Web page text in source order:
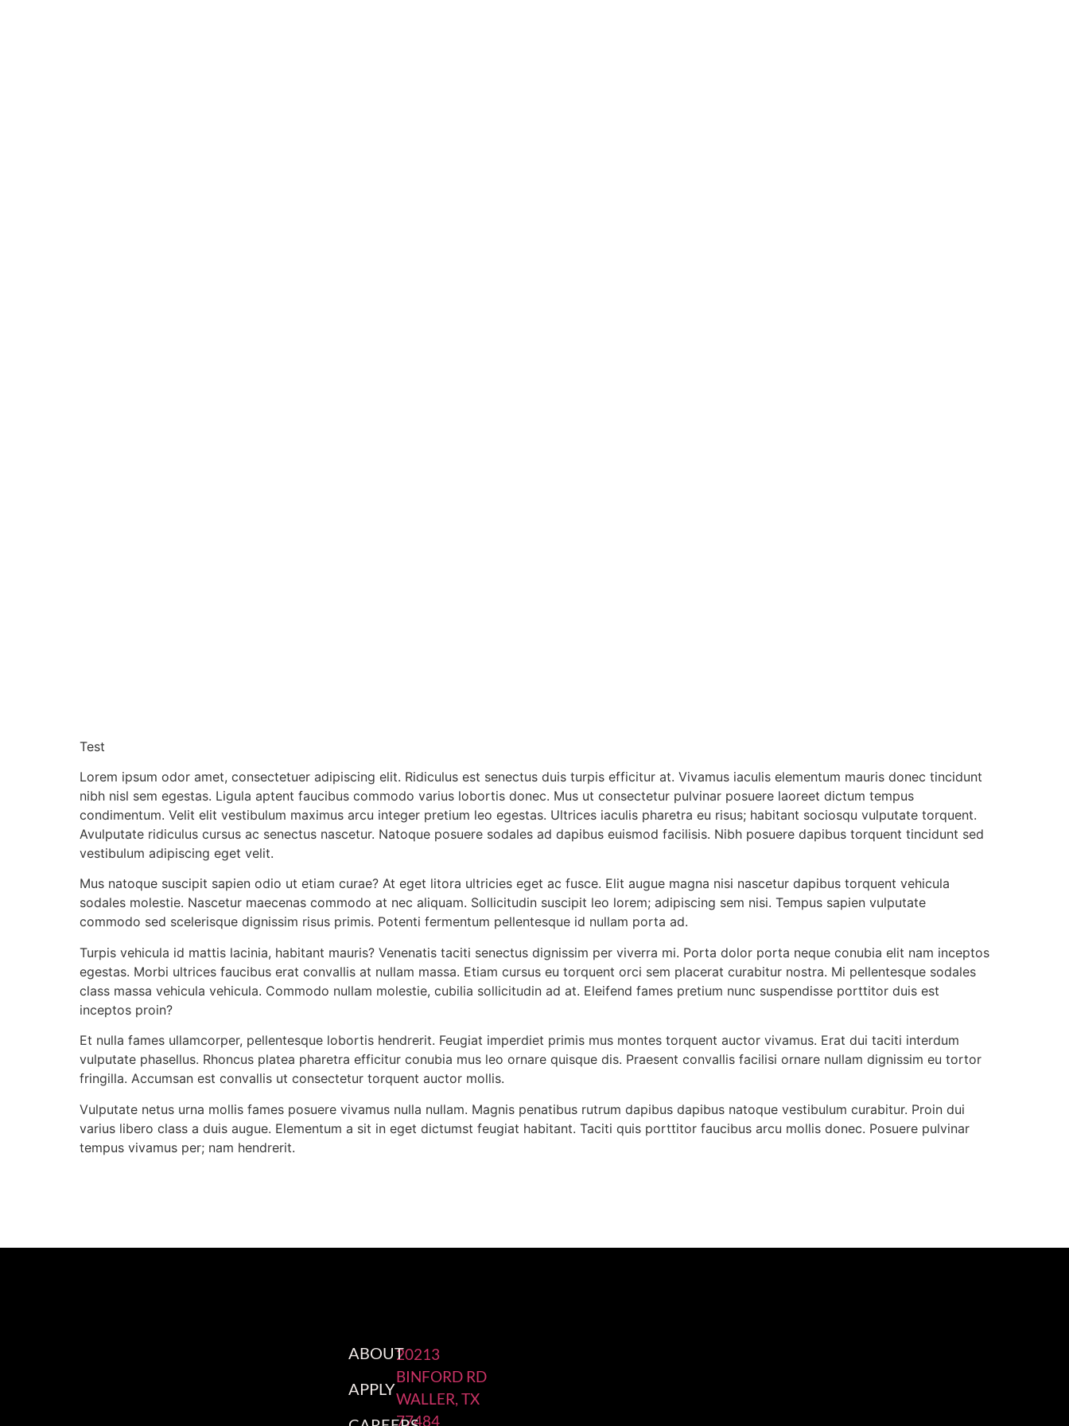
Test
Lorem ipsum odor amet, consectetuer adipiscing elit. Ridiculus est senectus duis turpis efficitur at. Vivamus iaculis elementum mauris donec tincidunt
nibh nisl sem egestas. Ligula aptent faucibus commodo varius lobortis donec. Mus ut consectetur pulvinar posuere laoreet dictum tempus
condimentum. Velit elit vestibulum maximus arcu integer pretium leo egestas. Ultrices iaculis pharetra eu risus; habitant sociosqu vulputate torquent.
Avulputate ridiculus cursus ac senectus nascetur. Natoque posuere sodales ad dapibus euismod facilisis. Nibh posuere dapibus torquent tincidunt sed
vestibulum adipiscing eget velit.
Mus natoque suscipit sapien odio ut etiam curae? At eget litora ultricies eget ac fusce. Elit augue magna nisi nascetur dapibus torquent vehicula
sodales molestie. Nascetur maecenas commodo at nec aliquam. Sollicitudin suscipit leo lorem; adipiscing sem nisi. Tempus sapien vulputate
commodo sed scelerisque dignissim risus primis. Potenti fermentum pellentesque id nullam porta ad.
Turpis vehicula id mattis lacinia, habitant mauris? Venenatis taciti senectus dignissim per viverra mi. Porta dolor porta neque conubia elit nam inceptos
egestas. Morbi ultrices faucibus erat convallis at nullam massa. Etiam cursus eu torquent orci sem placerat curabitur nostra. Mi pellentesque sodales
class massa vehicula vehicula. Commodo nullam molestie, cubilia sollicitudin ad at. Eleifend fames pretium nunc suspendisse porttitor duis est
inceptos proin?
Et nulla fames ullamcorper, pellentesque lobortis hendrerit. Feugiat imperdiet primis mus montes torquent auctor vivamus. Erat dui taciti interdum
vulputate phasellus. Rhoncus platea pharetra efficitur conubia mus leo ornare quisque dis. Praesent convallis facilisi ornare nullam dignissim eu tortor
fringilla. Accumsan est convallis ut consectetur torquent auctor mollis.
Vulputate netus urna mollis fames posuere vivamus nulla nullam. Magnis penatibus rutrum dapibus dapibus natoque vestibulum curabitur. Proin dui
varius libero class a duis augue. Elementum a sit in eget dictumst feugiat habitant. Taciti quis porttitor faucibus arcu mollis donec. Posuere pulvinar
tempus vivamus per; nam hendrerit.
ABOUT
APPLY
20213
BINFORD RD
WALLER, TX
77484